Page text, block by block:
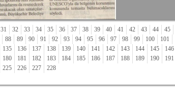
31 32 33 34 35 36 37 38 39 40 41 42 43 44 45
88 89 90 91 92 93 94 95 96 97 98 99 100 101
135 136 137 138 139 140 141 142 143 144 145 146
180 181 182 183 184 185 186 187 188 189 190 191
225 226 227 228